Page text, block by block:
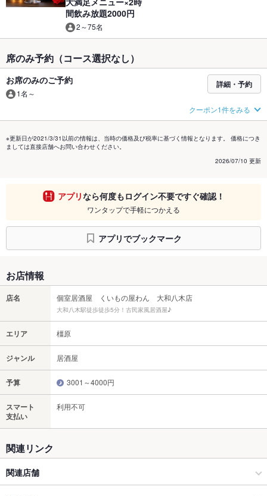
間飲み放題2000円
2～75名
席のみ予約（コース選択なし）
お席のみのご予約
1名～
詳細・予約
クーポン1件をみる
※更新日が2021/3/31以前の情報は、当時の価格及び税率に基づく情報となります。 価格につき
ましては直接店舗へお問い合わせください。
2026/07/10 更新
アプリなら何度もログイン不要ですぐ確認！
ワンタップで手軽につかえる
アプリでブックマーク
お店情報
店名 個室居酒屋 くいもの屋わん 大和八木店
大和八木駅徒歩徒歩5分！古民家風居酒屋♪
エリア 橿原
ジャンル 居酒屋
予算 3001～4000円
スマート
支払い
利用不可
関連リンク
関連店舗